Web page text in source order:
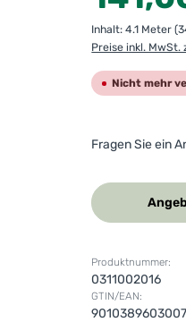
Inhalt:4.1 Meter
Preise inkl. MwSt.
Nicht mehr
Fragen Sie ein
Produktnummer:
0311002016
GTIN/EAN:
9010389603007